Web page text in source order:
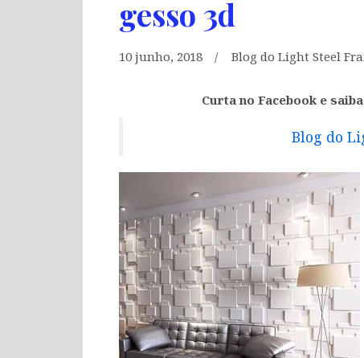
gesso 3d
10 junho, 2018 Blog do Light Steel
Curta no Facebook e
Blog do